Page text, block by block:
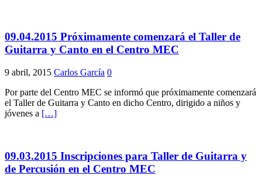
09.04.2015 Próximamente comenzará el Taller de
Guitarra y Canto en el Centro MEC
9 abril, 2015 Carlos García 0
Por parte del Centro MEC se informó que próximamente comenzará
el Taller de Guitarra y Canto en dicho Centro, dirigido a niños y
jóvenes a […]
09.03.2015 Inscripciones para Taller de Guitarra y
de Percusión en el Centro MEC